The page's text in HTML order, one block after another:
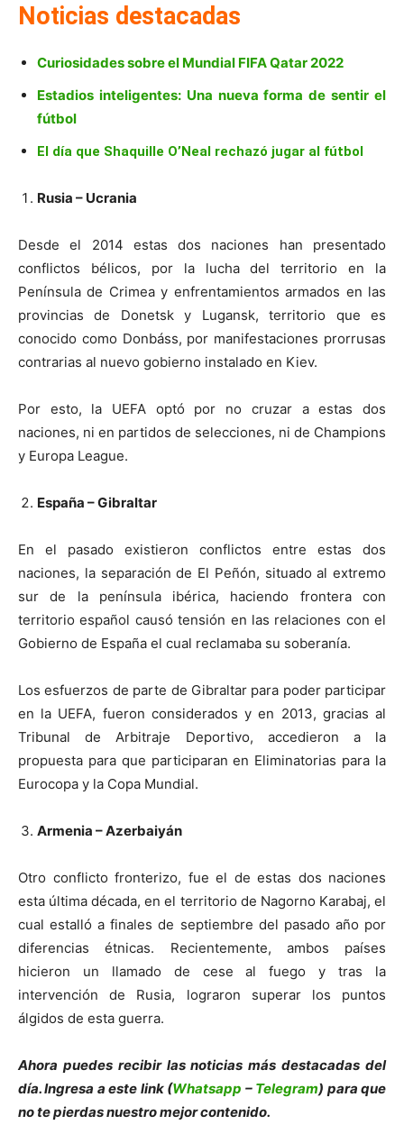
Noticias destacadas
Curiosidades sobre el Mundial FIFA Qatar 2022
Estadios inteligentes: Una nueva forma de sentir el
fútbol
El día que Shaquille O’Neal rechazó jugar al fútbol
Rusia – Ucrania
Desde el 2014 estas dos naciones han presentado
conflictos bélicos, por la lucha del territorio en la
Península de Crimea y enfrentamientos armados en las
provincias de Donetsk y Lugansk, territorio que es
conocido como Donbáss, por manifestaciones prorrusas
contrarias al nuevo gobierno instalado en Kiev.
Por esto, la UEFA optó por no cruzar a estas dos
naciones, ni en partidos de selecciones, ni de Champions
y Europa League.
España – Gibraltar
En el pasado existieron conflictos entre estas dos
naciones, la separación de El Peñón, situado al extremo
sur de la península ibérica, haciendo frontera con
territorio español causó tensión en las relaciones con el
Gobierno de España el cual reclamaba su soberanía.
Los esfuerzos de parte de Gibraltar para poder participar
en la UEFA, fueron considerados y en 2013, gracias al
Tribunal de Arbitraje Deportivo, accedieron a la
propuesta para que participaran en Eliminatorias para la
Eurocopa y la Copa Mundial.
Armenia – Azerbaiyán
Otro conflicto fronterizo, fue el de estas dos naciones
esta última década, en el territorio de Nagorno Karabaj, el
cual estalló a finales de septiembre del pasado año por
diferencias étnicas. Recientemente, ambos países
hicieron un llamado de cese al fuego y tras la
intervención de Rusia, lograron superar los puntos
álgidos de esta guerra.
Ahora puedes recibir las noticias más destacadas del
día. Ingresa a este link (Whatsapp – Telegram) para que
no te pierdas nuestro mejor contenido.